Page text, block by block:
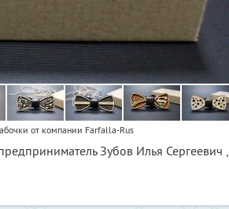
от компании Farfalla-Rus
Зубов Илья Сергеевич ,